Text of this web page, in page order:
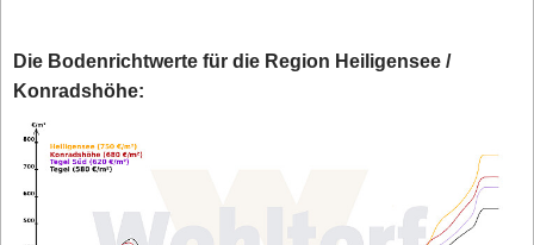
Die Bodenrichtwerte für die Region Heiligensee /
Konradshöhe: